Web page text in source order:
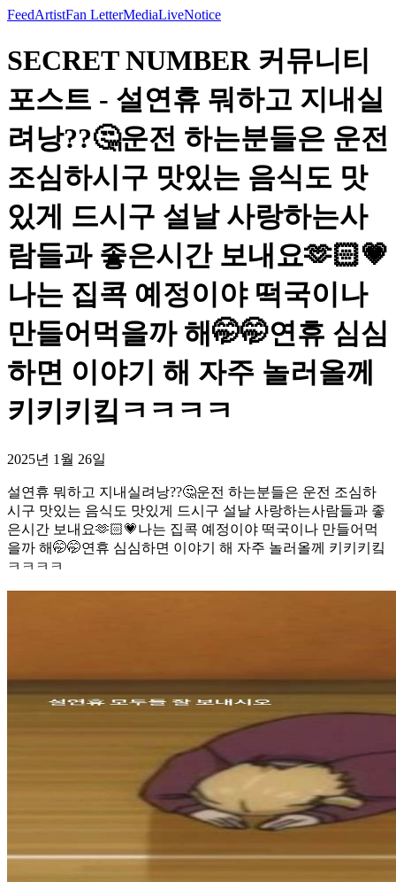
FeedArtistFan LetterMediaLiveNotice
SECRET NUMBER 커뮤니티
포스트 - 설연휴 뭐하고 지내실
려낭??🤔운전 하는분들은 운전
조심하시구 맛있는 음식도 맛
있게 드시구 설날 사랑하는사
람들과 좋은시간 보내요🫶🏻💗
나는 집콕 예정이야 떡국이나
만들어먹을까 해🤭🤭연휴 심심
하면 이야기 해 자주 놀러올께
키키키킼ㅋㅋㅋㅋ
2025년 1월 26일
설연휴 뭐하고 지내실려낭??🤔운전 하는분들은 운전 조심하
시구 맛있는 음식도 맛있게 드시구 설날 사랑하는사람들과 좋
은시간 보내요🫶🏻💗나는 집콕 예정이야 떡국이나 만들어먹
을까 해🤭🤭연휴 심심하면 이야기 해 자주 놀러올께 키키키킼
ㅋㅋㅋㅋ